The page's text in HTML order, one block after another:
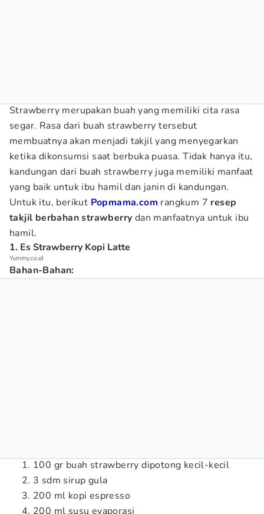
Strawberry merupakan buah yang memiliki cita rasa
segar. Rasa dari buah strawberry tersebut
membuatnya akan menjadi takjil yang menyegarkan
ketika dikonsumsi saat berbuka puasa. Tidak hanya itu,
kandungan dari buah strawberry juga memiliki manfaat
yang baik untuk ibu hamil dan janin di kandungan.
Untuk itu, berikut Popmama.com rangkum 7 resep
takjil berbahan strawberry dan manfaatnya untuk ibu
hamil.
1. Es Strawberry Kopi Latte
Yummy.co.id
Bahan-Bahan:
100 gr buah strawberry dipotong kecil-kecil
3 sdm sirup gula
200 ml kopi espresso
200 ml susu evaporasi